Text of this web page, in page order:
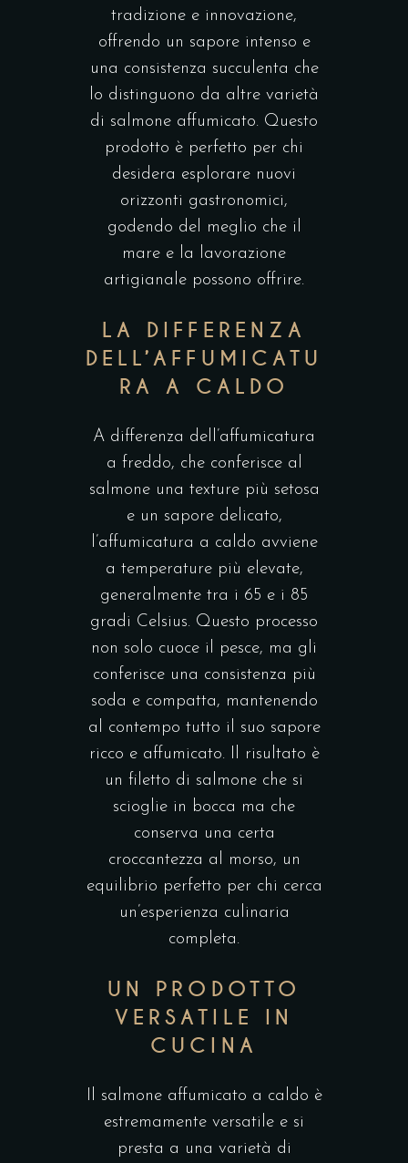
tradizione e innovazione,
offrendo un sapore intenso e
una consistenza succulenta che
lo distinguono da altre varietà
di salmone affumicato. Questo
prodotto è perfetto per chi
desidera esplorare nuovi
orizzonti gastronomici,
godendo del meglio che il
mare e la lavorazione
artigianale possono offrire.
LA DIFFERENZA
DELL’AFFUMICATU
RA A CALDO
A differenza dell’affumicatura
a freddo, che conferisce al
salmone una texture più setosa
e un sapore delicato,
l’affumicatura a caldo avviene
a temperature più elevate,
generalmente tra i 65 e i 85
gradi Celsius. Questo processo
non solo cuoce il pesce, ma gli
conferisce una consistenza più
soda e compatta, mantenendo
al contempo tutto il suo sapore
ricco e affumicato. Il risultato è
un filetto di salmone che si
scioglie in bocca ma che
conserva una certa
croccantezza al morso, un
equilibrio perfetto per chi cerca
un’esperienza culinaria
completa.
UN PRODOTTO
VERSATILE IN
CUCINA
Il salmone affumicato a caldo è
estremamente versatile e si
presta a una varietà di